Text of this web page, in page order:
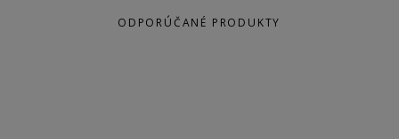
ODPORÚČANÉ PRODUKTY